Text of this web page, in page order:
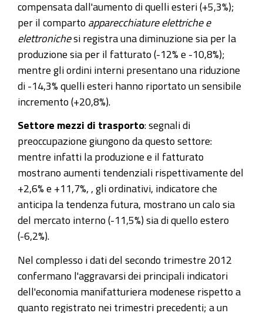
compensata dall'aumento di quelli esteri (+5,3%);
per il comparto apparecchiature elettriche e
elettronichesi registra una diminuzione sia per la
produzione sia per il fatturato (-12% e -10,8%);
mentre gli ordini interni presentano una riduzione
di -14,3% quelli esteri hanno riportato un sensibile
incremento (+20,8%).
Settore mezzi di trasporto: segnali di
preoccupazione giungono da questo settore:
mentre infatti la produzione e il fatturato
mostrano aumenti tendenziali rispettivamente del
+2,6% e +11,7%, , gli ordinativi, indicatore che
anticipa la tendenza futura, mostrano un calo sia
del mercato interno (-11,5%) sia di quello estero
(-6,2%).
Nel complesso i dati del secondo trimestre 2012
confermano l'aggravarsi dei principali indicatori
dell'economia manifatturiera modenese rispetto a
quanto registrato nei trimestri precedenti; a un